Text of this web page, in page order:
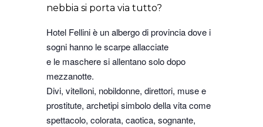
nebbia si porta via tutto?
Hotel Fellini è un albergo di provincia dove i
sogni hanno le scarpe allacciate
e le maschere si allentano solo dopo
mezzanotte.
Divi, vitelloni, nobildonne, direttori, muse e
prostitute, archetipi simbolo della vita come
spettacolo, colorata, caotica, sognante,